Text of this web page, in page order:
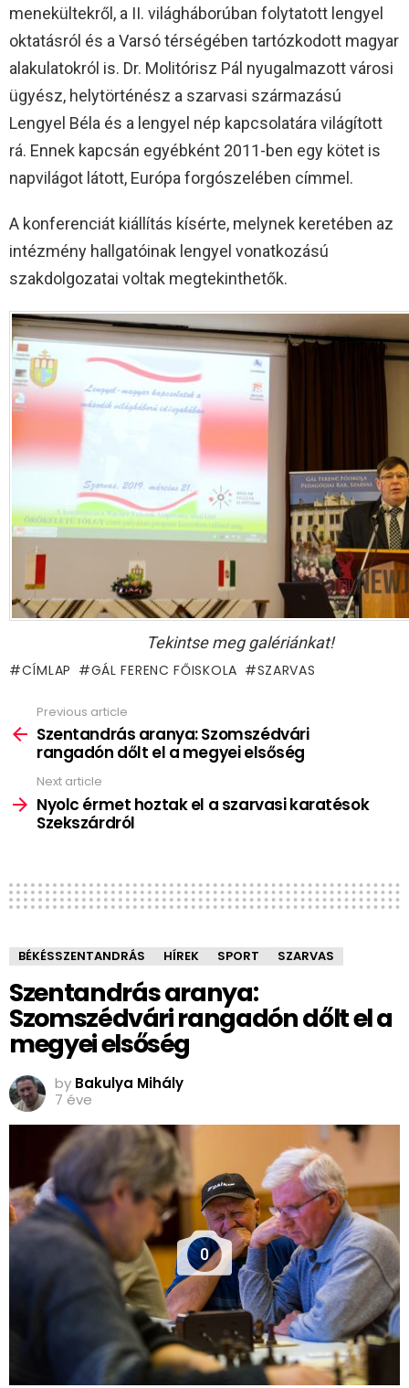
menekültekről, a II. világháborúban folytatott lengyel
oktatásról és a Varsó térségében tartózkodott magyar
alakulatokról is. Dr. Molitórisz Pál nyugalmazott városi
ügyész, helytörténész a szarvasi származású
Lengyel Béla és a lengyel nép kapcsolatára világított
rá. Ennek kapcsán egyébként 2011-ben egy kötet is
napvilágot látott, Európa forgószelében címmel.
A konferenciát kiállítás kísérte, melynek keretében az
intézmény hallgatóinak lengyel vonatkozású
szakdolgozatai voltak megtekinthetők.
Tekintse meg galériánkat!
CÍMLAP GÁL FERENC FŐISKOLA SZARVAS
more
Previous article
Szentandrás aranya: Szomszédvári
rangadón dőlt el a megyei elsőség
Next article
Nyolc érmet hoztak el a szarvasi karatésok
Szekszárdról
BÉKÉSSZENTANDRÁS HÍREK SPORT SZARVAS
Szentandrás aranya:
Szomszédvári rangadón dőlt el a
megyei elsőség
by Bakulya Mihály
7 éve
0